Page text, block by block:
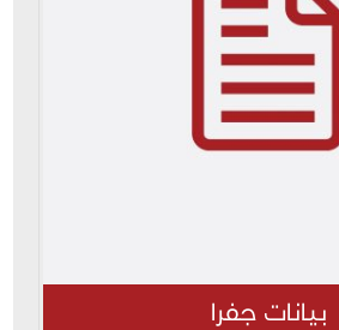
بيانات جفرا